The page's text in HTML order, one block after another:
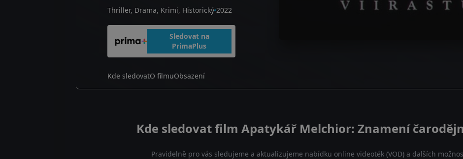
Thriller, Drama, Krimi, Historický 2022
Sledovat na
PrimaPlus
Kde sledovatO filmuObsazení
Kde sledovat film Apatykář Melchior: Znamení
Pravidelně pro vás sledujeme a aktualizujeme nabídku online videoték (VOD) a dalších